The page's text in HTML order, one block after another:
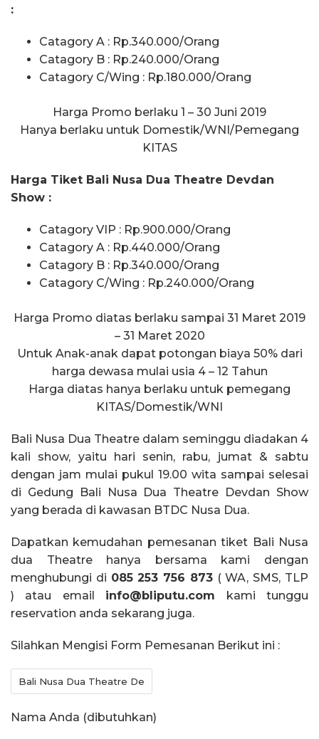
:
Catagory A : Rp.340.000/Orang
Catagory B : Rp.240.000/Orang
Catagory C/Wing : Rp.180.000/Orang
Harga Promo berlaku 1 – 30 Juni 2019
Hanya berlaku untuk Domestik/WNI/Pemegang
KITAS
Harga Tiket Bali Nusa Dua Theatre Devdan
Show :
Catagory VIP : Rp.900.000/Orang
Catagory A : Rp.440.000/Orang
Catagory B : Rp.340.000/Orang
Catagory C/Wing : Rp.240.000/Orang
Harga Promo diatas berlaku sampai 31 Maret 2019
– 31 Maret 2020
Untuk Anak-anak dapat potongan biaya 50% dari
harga dewasa mulai usia 4 – 12 Tahun
Harga diatas hanya berlaku untuk pemegang
KITAS/Domestik/WNI
Bali Nusa Dua Theatre dalam seminggu diadakan 4
kali show, yaitu hari senin, rabu, jumat & sabtu
dengan jam mulai pukul 19.00 wita sampai selesai
di Gedung Bali Nusa Dua Theatre Devdan Show
yang berada di kawasan BTDC Nusa Dua.
Dapatkan kemudahan pemesanan tiket Bali Nusa
dua Theatre hanya bersama kami dengan
menghubungi di 085 253 756 873( WA, SMS, TLP
) atau email info@bliputu.com
kami tunggu
reservation anda sekarang juga.
Silahkan Mengisi Form Pemesanan Berikut ini :
Nama Anda (dibutuhkan)